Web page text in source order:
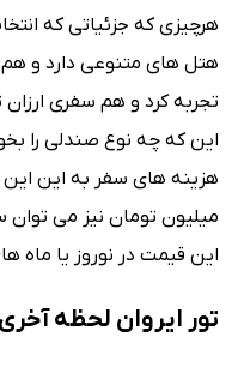
هرچیزی که جزئیاتی که
هتل های متنوعی دارد و
تجربه کرد و هم سفری ارزان
این که چه نوع صندلی را
میلیون تومان نیز می
این قیمت در نوروز یا ماه
تور ایروان لحظه آخری